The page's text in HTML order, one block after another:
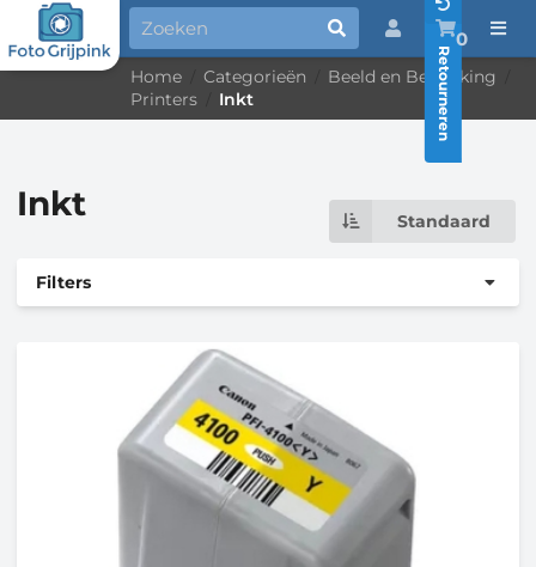
0
Retourneren
Home Categorieën Beeld en Bewerking
Printers Inkt
Inkt Standaard
Filters